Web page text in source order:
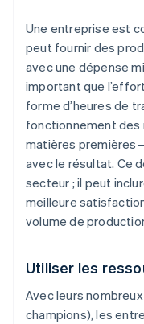
Une entreprise est
peut fournir des
avec une dépense
important que
forme d’heures de
fonctionnement des
matières
avec le résultat. Ce
secteur ; il peut
meilleure
volume de
Utiliser les
Avec leurs nombreux
champions), les